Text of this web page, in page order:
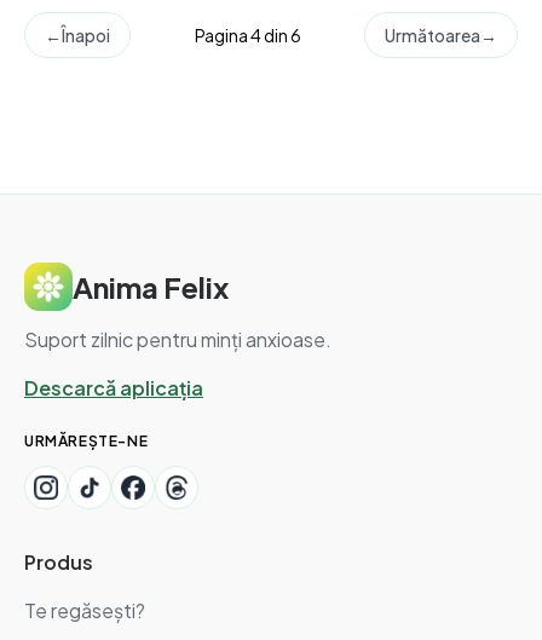
←Înapoi Pagina 4 din 6 Următoarea→
Anima Felix
Suport zilnic pentru minți anxioase.
Descarcă aplicația
URMĂREȘTE-NE
Produs
Te regăsești?